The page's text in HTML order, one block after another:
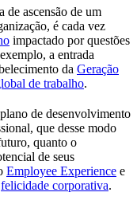
de ascensão de um
é cada vez
impactado por questões
a entrada
da Geração
de trabalho.
de desenvolvimento
que desse modo
quanto o
de seus
Employee Experience e
felicidade corporativa.